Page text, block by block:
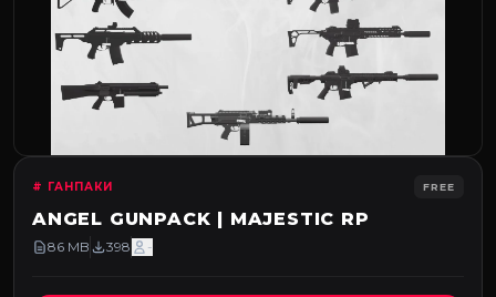
# ГАНПАКИ FREE
ANGEL GUNPACK | MAJESTIC RP
86 MB 398 -